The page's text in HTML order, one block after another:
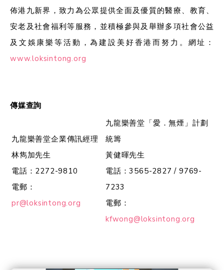
佈港九新界，致力為公眾提供全面及優質的醫療、教育、
安老及社會福利等服務，並積極參與及舉辦多項社會公益
及文娛康樂等活動，為建設美好香港而努力。網址：
www.loksintong.org
傳媒查詢
九龍樂善堂企業傳訊經理
林雋加先生
電話：2272-9810
電郵：
pr@loksintong.org
九龍樂善堂「愛．無煙」計劃
統籌
黃健暉先生
電話：3565-2827 / 9769-
7233
電郵：
kfwong@loksintong.org